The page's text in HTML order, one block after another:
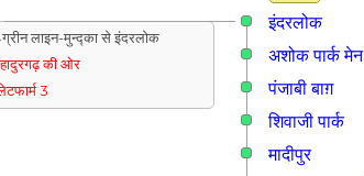
इंदरलोक
लाइन-मुन्द्का से इंदरलोक
की ओर
3
अशोक पार्क मेन
पंजाबी बाग़
शिवाजी पार्क
मादीपुर